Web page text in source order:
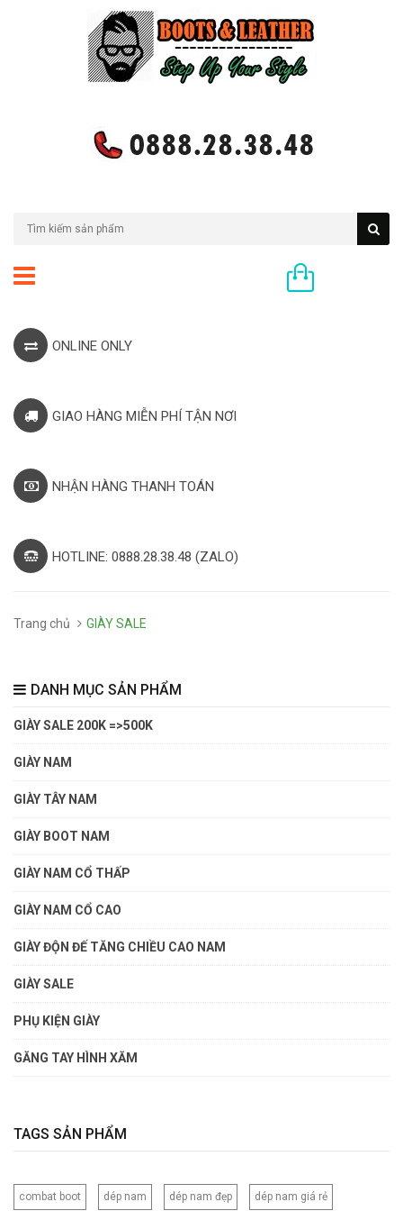
ONLINE ONLY
GIAO HÀNG MIỄN PHÍ TẬN NƠI
NHẬN HÀNG THANH TOÁN
HOTLINE: 0888.28.38.48 (ZALO)
Trang chủ GIÀY SALE
DANH MỤC SẢN PHẨM
GIÀY SALE 200K =>500K
GIÀY NAM
GIÀY TÂY NAM
GIÀY BOOT NAM
GIÀY NAM CỔ THẤP
GIÀY NAM CỔ CAO
GIÀY ĐỘN ĐẾ TĂNG CHIỀU CAO NAM
GIÀY SALE
PHỤ KIỆN GIÀY
GĂNG TAY HÌNH XĂM
TAGS SẢN PHẨM
combat boot dép nam dép nam đẹp dép nam giá rẻ